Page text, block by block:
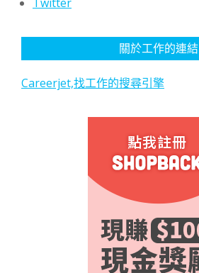
關於工作的連結
Careerjet,找工作的搜尋引擎